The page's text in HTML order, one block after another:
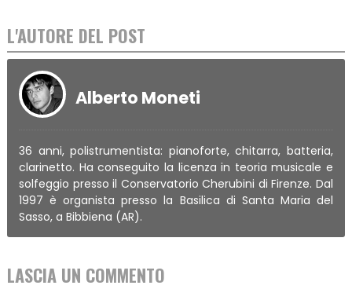
L'AUTORE DEL POST
Alberto Moneti
36 anni, polistrumentista: pianoforte, chitarra, batteria,
clarinetto. Ha conseguito la licenza in teoria musicale e
solfeggio presso il Conservatorio Cherubini di Firenze. Dal
1997 è organista presso la Basilica di Santa Maria del
Sasso, a Bibbiena (AR).
LASCIA UN COMMENTO